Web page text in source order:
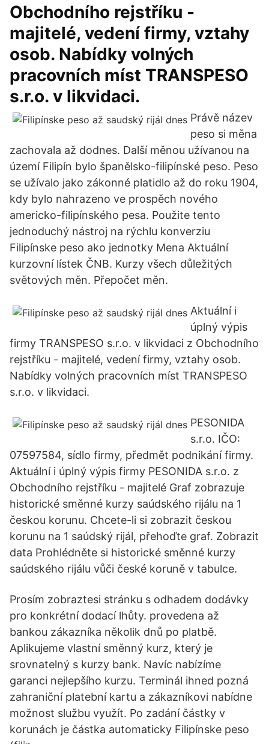
Obchodního rejstříku -
majitelé, vedení firmy, vztahy
osob. Nabídky volných
pracovních míst TRANSPESO
s.r.o. v likvidaci.
Právě název
peso si měna
zachovala až dodnes. Další měnou užívanou na
území Filipín bylo španělsko-filipínské peso. Peso
se užívalo jako zákonné platidlo až do roku 1904,
kdy bylo nahrazeno ve prospěch nového
americko-filipínského pesa. Použite tento
jednoduchý nástroj na rýchlu konverziu
Filipínske peso ako jednotky Mena Aktuální
kurzovní lístek ČNB. Kurzy všech důležitých
světových měn. Přepočet měn.
Aktuální i
úplný výpis
firmy TRANSPESO s.r.o. v likvidaci z Obchodního
rejstříku - majitelé, vedení firmy, vztahy osob.
Nabídky volných pracovních míst TRANSPESO
s.r.o. v likvidaci.
PESONIDA
s.r.o. IČO:
07597584, sídlo firmy, předmět podnikání firmy.
Aktuální i úplný výpis firmy PESONIDA s.r.o. z
Obchodního rejstříku - majitelé Graf zobrazuje
historické směnné kurzy saúdského rijálu na 1
českou korunu. Chcete-li si zobrazit českou
korunu na 1 saúdský rijál, přehoďte graf. Zobrazit
data Prohlédněte si historické směnné kurzy
saúdského rijálu vůči české koruně v tabulce.
Prosím zobraztesi stránku s odhadem dodávky
pro konkrétní dodací lhůty. provedena až
bankou zákazníka několik dnů po platbě.
Aplikujeme vlastní směnný kurz, který je
srovnatelný s kurzy bank. Navíc nabízíme
garanci nejlepšího kurzu. Terminál ihned pozná
zahraniční platební kartu a zákazníkovi nabídne
možnost službu využít. Po zadání částky v
korunách je částka automaticky Filipínske peso